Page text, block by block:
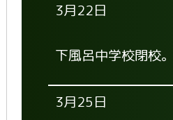
3月22日
下風呂中学校閉校。
3月25日